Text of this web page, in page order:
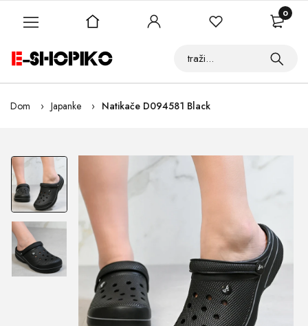
Dom Japanke Natikače D094581 Black
0